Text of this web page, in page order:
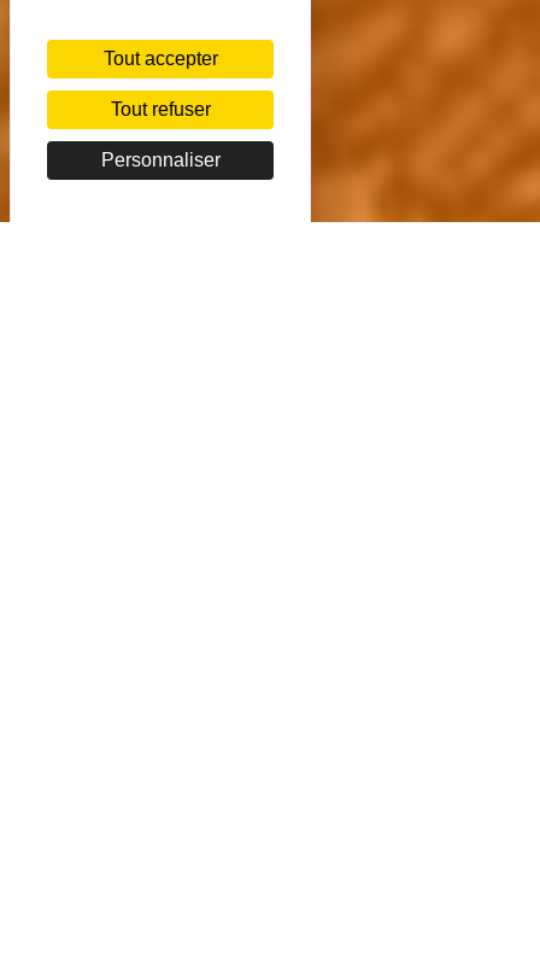
Tout accepter
Tout refuser
Personnaliser